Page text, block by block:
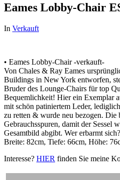
Eames Lobby-Chair
In Verkauft
• Eames Lobby-Chair -verkauft-
Von Chales & Ray Eames
Buildings in New York entworfen,
Bruder des Lounge-Chairs für top
Bequemlichkeit! Hier ein Exemplar
mit schön patiniertem Leder,
zu retten & wurde neu bezogen. Die
Gebrauchsspuren, damit der Sessel
Gesamtbild abgibt. Wer erbarmt sich?
Breite: 82cm, Tiefe: 66cm, Höhe:
Interesse? HIER finden Sie meine